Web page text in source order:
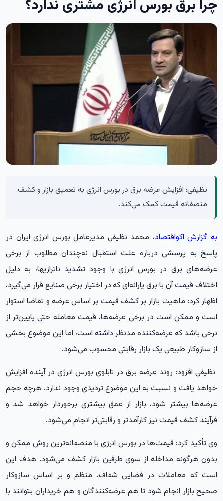
چرا برق بورس انرژی مشتری ندارد؟
نظیفی: افزایش عرضه برق در بورس انرژی به تعمیق بازار و کشف
منصفانه قیمت کمک می‌کند.
به گزارش اکواقتصاد، محمد نظیفی مدیرعامل بورس انرژی ایران در
پاسخ به پرسشی درباره علت استقبال نه‌چندان مطلوب از برخی
عرضه‌های برق در بورس انرژی با وجود تشدید ناترازیها، به دلیل
اختلاف قیمت آن با برق یارانه‌ای که در اختیار برخی صنایع قرار می‌گیرد،
اظهار کرد: ماهیت بازار بر کشف قیمت بر اساس عرضه و تقاضا استوار
است و ممکن است در برخی عرضه‌ها، قیمت معامله حتی پایین‌تر از
نرخی باشد که عرضه‌کننده مدنظر داشته است، اما این موضوع بخشی
از سازوکار طبیعی یک بازار رقابتی محسوب می‌شود.
نظیفی افزود: روند عرضه برق در تابلوی بورس انرژی در آینده افزایش
خواهد یافت و نسبت به این موضوع تردیدی وجود ندارد. هرچه حجم
عرضه‌ها بیشتر شود، بازار از عمق بیشتری برخوردار خواهد شد و
فرآیند کشف قیمت نیز کارآمدتر و رقابتی‌تر انجام می‌شود.
وی تأکید کرد: قیمت‌ها در بورس انرژی با منصفانه‌ترین روش ممکن و
بدون هرگونه مداخله از سوی طرفین بازار کشف می‌شود. هدف این
است که معاملات در فضایی شفاف، منظم و بر اساس سازوکار
صحیح بازار انجام شود تا هم عرضه‌کنندگان و هم خریداران بتوانند با